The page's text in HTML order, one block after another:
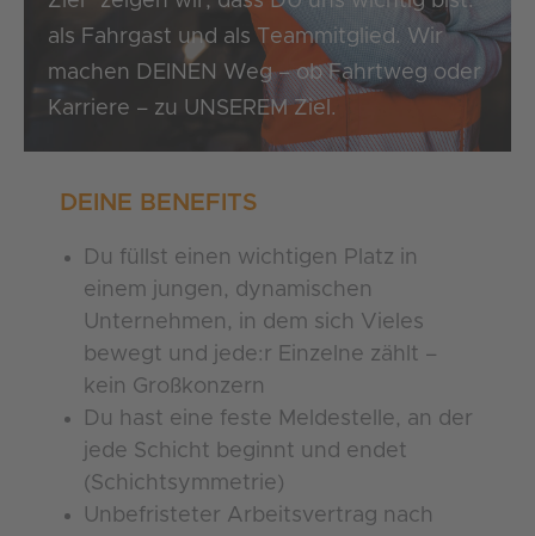
als Fahrgast und als Teammitglied. Wir
machen DEINEN Weg – ob Fahrtweg oder
Karriere – zu UNSEREM Ziel.
DEINE BENEFITS
Du füllst einen wichtigen Platz in
einem jungen, dynamischen
Unternehmen, in dem sich Vieles
bewegt und jede:r Einzelne zählt –
kein Großkonzern
Du hast eine feste Meldestelle, an der
jede Schicht beginnt und endet
(Schichtsymmetrie)
Unbefristeter Arbeitsvertrag nach